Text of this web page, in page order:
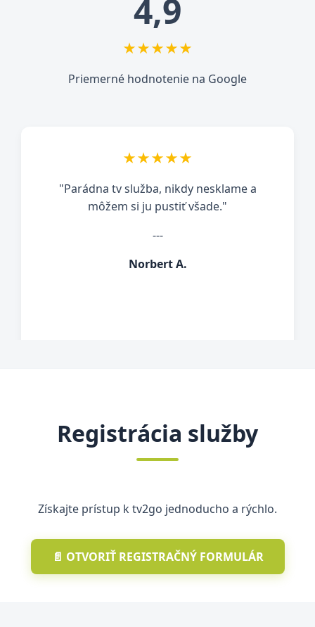
4,9
★★★★★
Priemerné hodnotenie na Google
★★★★★
"Super tv za super cenu. Nemá žiadne
nedostatky ako vypadávanie aplikácie a
Registrácia služby
Získajte prístup k tv2go jednoducho a rýchlo.
📄 OTVORIŤ REGISTRAČNÝ FORMULÁR